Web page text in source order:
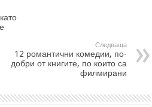
Следваща
12 романтични комедии, по-
добри от книгите, по които са
филмирани